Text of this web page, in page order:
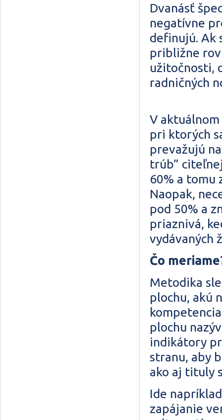
Dvanásť
negatívne
definujú. Ak
približne
užitočnosti,
radničných
V
pri ktorých
prevažujú
trúb”
60% a tomu
Naopak,
pod 50% a
priaznivá,
vydávaných
Čo
Metodika
plochu, akú
plochu
indikátory
stranu, aby
ako aj tituly
Ide
zapájanie